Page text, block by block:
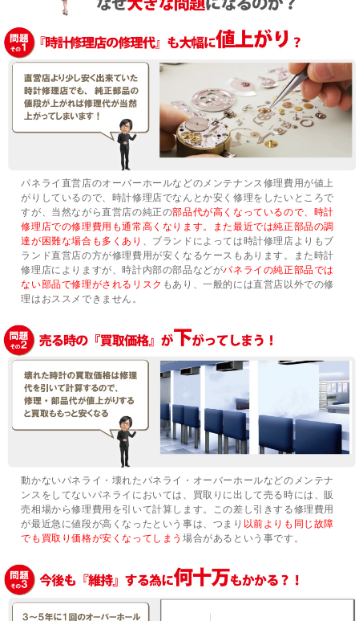
パネライ直営店のオーバーホールなどのメンテナンス修理費用が値上
がりしているので、時計修理店でなんとか安く修理をしたいところで
すが、当然ながら直営店の純正の部品代が高くなっているので、時計
修理店での修理費用も通常高くなります。また最近では純正部品の調
達が困難な場合も多くあり
、ブランドによっては時計修理店よりもブ
ランド直営店の方が修理費用が安くなるケースもあります。また時計
修理店によりますが、時計内部の部品などがパネライの純正部品では
ない部品で修理がされるリスク もあり、一般的には直営店以外での修
理はおススメできません。
動かないパネライ・壊れたパネライ・オーバーホールなどのメンテナ
ンスをしてないパネライにおいては、買取りに出して売る時には、販
売相場から修理費用を引いて計算します。この差し引きする修理費用
が最近急に値段が高くなったという事は、つまり 以前よりも同じ故障
でも買取り価格が安くなってしまう場合があるという事です。